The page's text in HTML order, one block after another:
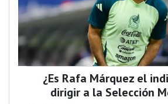
¿Es Rafa Márquez el
dirigir a la Selección